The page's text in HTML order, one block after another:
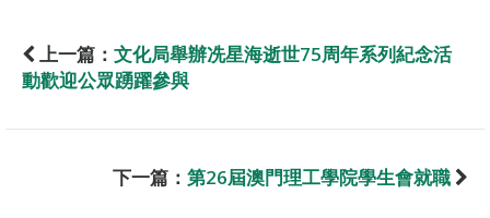
上一篇： 文化局舉辦冼星海逝世75周年系列紀念活
動歡迎公眾踴躍參與
下一篇： 第26屆澳門理工學院學生會就職